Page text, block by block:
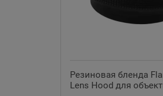
Резиновая бленда
Lens Hood для